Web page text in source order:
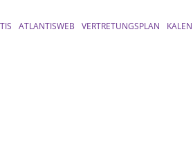
ATLANTISWEB VERTRETUNGSPLAN